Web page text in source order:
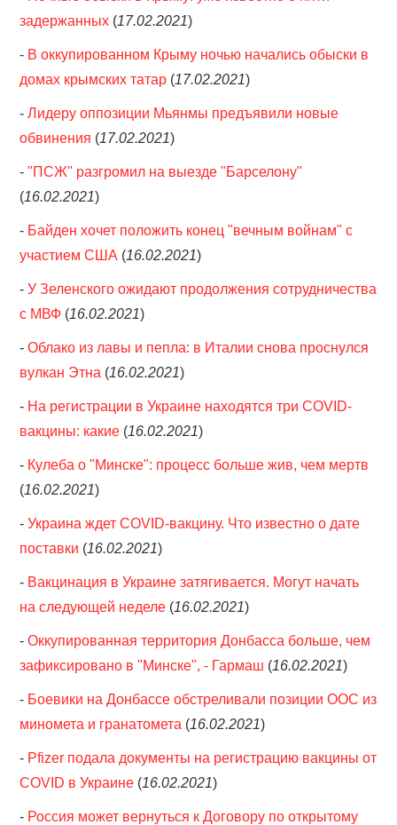
задержанных (17.02.2021)
- В оккупированном Крыму ночью начались обыски в
домах крымских татар (17.02.2021)
-Лидеру оппозиции Мьянмы предъявили новые
обвинения (17.02.2021)
-"ПСЖ" разгромил на выезде "Барселону"
(16.02.2021)
- Байден хочет положить конец "вечным войнам" с
участием США (16.02.2021)
-У Зеленского ожидают продолжения сотрудничества
с МВФ (16.02.2021)
-Облако из лавы и пепла: в Италии снова проснулся
вулкан Этна (16.02.2021)
- На регистрации в Украине находятся три COVID-
вакцины: какие (16.02.2021)
- Кулеба о "Минске": процесс больше жив, чем мертв
(16.02.2021)
-Украина ждет COVID-вакцину. Что известно о дате
поставки (16.02.2021)
- Вакцинация в Украине затягивается. Могут начать
на следующей неделе (16.02.2021)
-Оккупированная территория Донбасса больше, чем
зафиксировано в "Минске", - Гармаш (16.02.2021)
- Боевики на Донбассе обстреливали позиции ООС из
миномета и гранатомета (16.02.2021)
- Pfizer подала документы на регистрацию вакцины от
COVID в Украине (16.02.2021)
- Россия может вернуться к Договору по открытому